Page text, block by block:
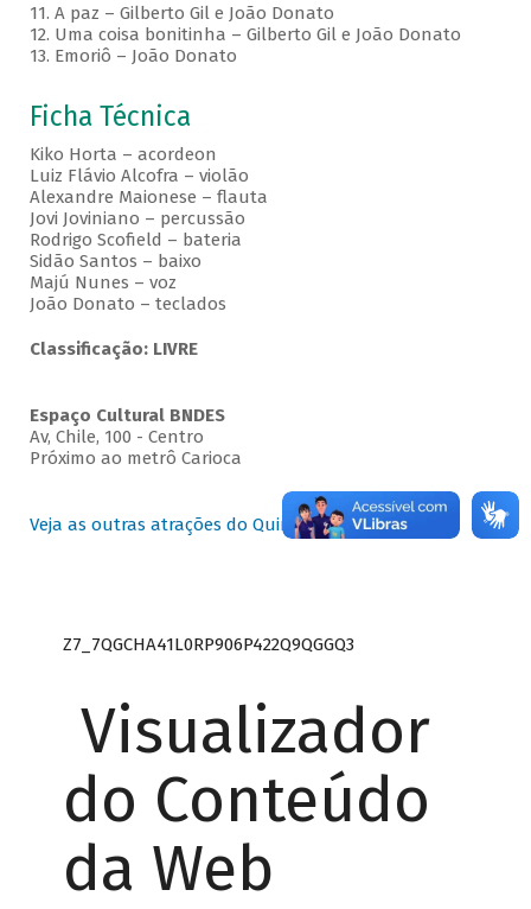
11. A paz – Gilberto Gil e João Donato
12. Uma coisa bonitinha – Gilberto Gil e João Donato
13. Emoriô – João Donato
Ficha Técnica
Kiko Horta – acordeon
Luiz Flávio Alcofra – violão
Alexandre Maionese – flauta
Jovi Joviniano – percussão
Rodrigo Scofield – bateria
Sidão Santos – baixo
Majú Nunes – voz
João Donato – teclados
Classificação: LIVRE
Espaço Cultural BNDES
Av, Chile, 100 - Centro
Próximo ao metrô Carioca
Veja as outras atrações do Quintas no BNDES
Z7_7QGCHA41L0RP906P422Q9QGGQ3
Visualizador
do Conteúdo
da Web